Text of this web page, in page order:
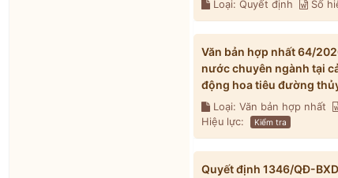
Loại: Quyết định Số
Văn bản hợp nhất 64/
nước chuyên ngành tại
động hoa tiêu đường
Loại: Văn bản hợp nhất
Hiệu lực:
Kiểm tra
Quyết định 1346/QĐ-